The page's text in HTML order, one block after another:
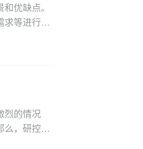
优缺点。
求等进行综
烈的情况
么，研控科